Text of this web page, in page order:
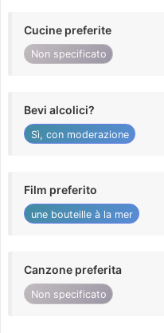
Cucine preferite
Non specificato
Bevi alcolici?
Sì, con moderazione
Film preferito
une bouteille à la mer
Canzone preferita
Non specificato